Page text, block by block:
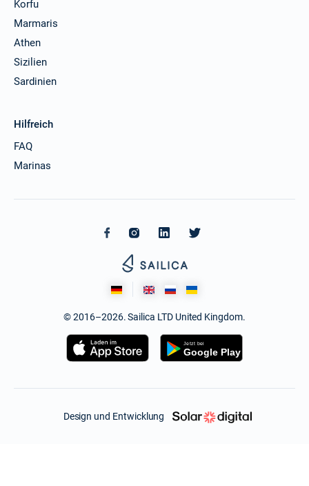
Korfu
Marmaris
Athen
Sizilien
Sardinien
Hilfreich
FAQ
Marinas
© 2016–2026. Sailica LTD United Kingdom.
Design und Entwicklung